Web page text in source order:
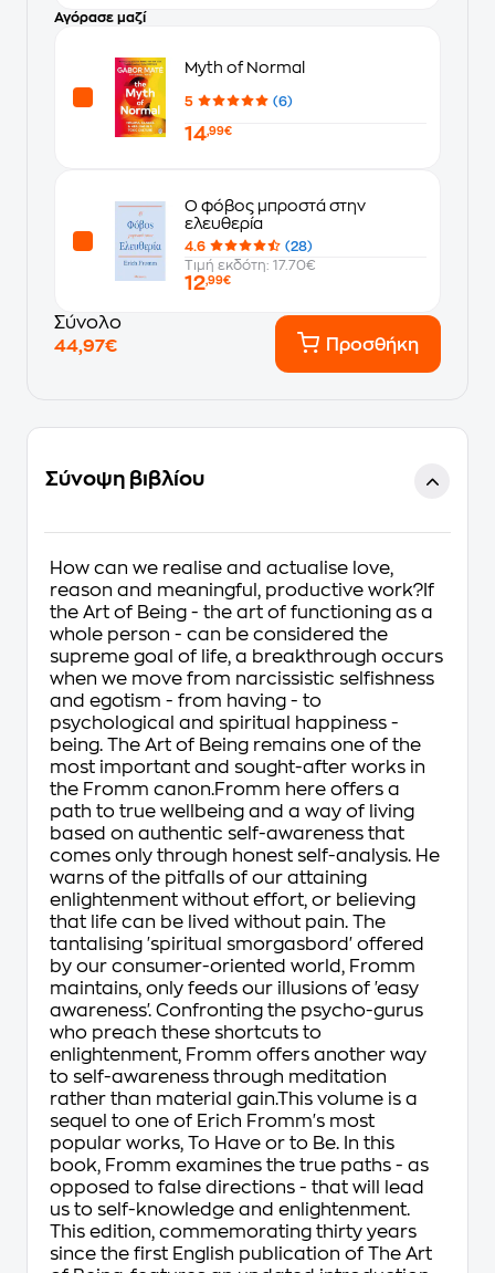
Αγόρασε μαζί
Myth of Normal
5 (6)
14,99€
Ο φόβος μπροστά στην
ελευθερία
4.6
(28)
Τιμή εκδότη: 17.70€
12,99€
Σύνολο
44,97€
Προσθήκη
Σύνοψη βιβλίου
How can we realise and actualise love,
reason and meaningful, productive work?If
the Art of Being - the art of functioning as a
whole person - can be considered the
supreme goal of life, a breakthrough occurs
when we move from narcissistic selfishness
and egotism - from having - to
psychological and spiritual happiness -
being. The Art of Being remains one of the
most important and sought-after works in
the Fromm canon.Fromm here offers a
path to true wellbeing and a way of living
based on authentic self-awareness that
comes only through honest self-analysis. He
warns of the pitfalls of our attaining
enlightenment without effort, or believing
that life can be lived without pain. The
tantalising 'spiritual smorgasbord' offered
by our consumer-oriented world, Fromm
maintains, only feeds our illusions of 'easy
awareness'. Confronting the psycho-gurus
who preach these shortcuts to
enlightenment, Fromm offers another way
to self-awareness through meditation
rather than material gain.This volume is a
sequel to one of Erich Fromm's most
popular works, To Have or to Be. In this
book, Fromm examines the true paths - as
opposed to false directions - that will lead
us to self-knowledge and enlightenment.
This edition, commemorating thirty years
since the first English publication of The Art